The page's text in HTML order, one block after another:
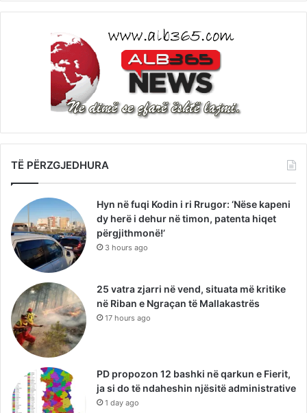
TË PËRZGJEDHURA
Hyn në fuqi Kodin i ri Rrugor: ‘Nëse kapeni
dy herë i dehur në timon, patenta hiqet
përgjithmonë!’
3 hours ago
25 vatra zjarri në vend, situata më kritike
në Riban e Ngraçan të Mallakastrës
17 hours ago
PD propozon 12 bashki në qarkun e Fierit,
ja si do të ndaheshin njësitë administrative
1 day ago